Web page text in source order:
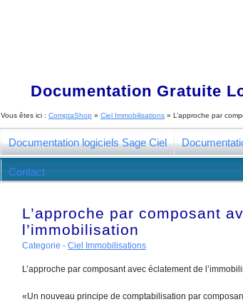
Documentation Gratuite
Vous êtes ici : ComptaShop » Ciel Immobilisations » L’approche par
Documentation logiciels Sage Ciel
Contact
L’approche par composant
l’immobilisation
Categorie - Ciel Immobilisations
L’approche par composant avec éclatement de
«Un nouveau principe de comptabilisation par